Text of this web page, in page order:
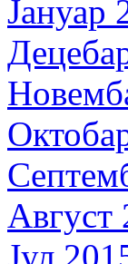
Јануар
Август
Јул